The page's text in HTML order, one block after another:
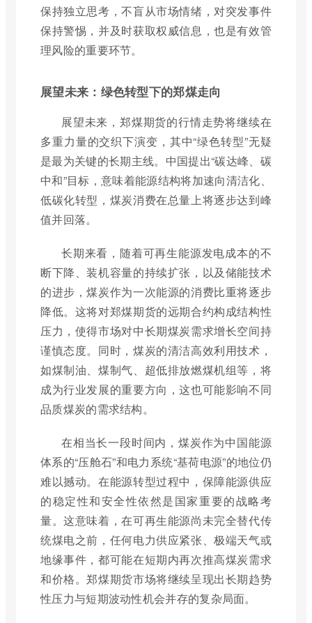
保持独立思考，不盲从市场情绪，对突发事件
保持警惕，并及时获取权威信息，也是有效管
理风险的重要环节。
展望未来：绿色转型下的郑煤走向
展望未来，郑煤期货的行情走势将继续在
多重力量的交织下演变，其中“绿色转型”无疑
是最为关键的长期主线。中国提出“碳达峰、碳
中和”目标，意味着能源结构将加速向清洁化、
低碳化转型，煤炭消费在总量上将逐步达到峰
值并回落。
长期来看，随着可再生能源发电成本的不
断下降、装机容量的持续扩张，以及储能技术
的进步，煤炭作为一次能源的消费比重将逐步
降低。这将对郑煤期货的远期合约构成结构性
压力，使得市场对中长期煤炭需求增长空间持
谨慎态度。同时，煤炭的清洁高效利用技术，
如煤制油、煤制气、超低排放燃煤机组等，将
成为行业发展的重要方向，这也可能影响不同
品质煤炭的需求结构。
在相当长一段时间内，煤炭作为中国能源
体系的“压舱石”和电力系统“基荷电源”的地位仍
难以撼动。在能源转型过程中，保障能源供应
的稳定性和安全性依然是国家重要的战略考
量。这意味着，在可再生能源尚未完全替代传
统煤电之前，任何电力供应紧张、极端天气或
地缘事件，都可能在短期内再次推高煤炭需求
和价格。郑煤期货市场将继续呈现出长期趋势
性压力与短期波动性机会并存的复杂局面。